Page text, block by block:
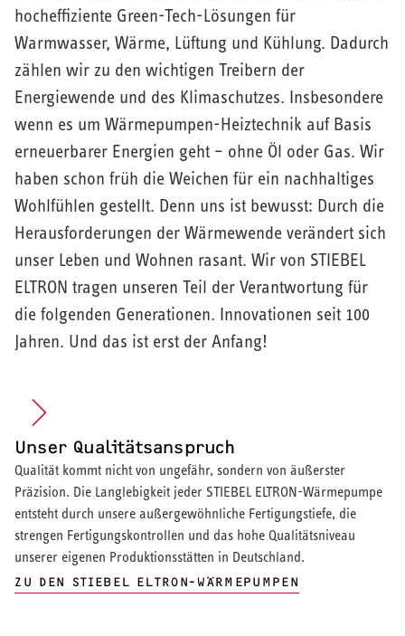
hocheffiziente Green-Tech-Lösungen für
Warmwasser, Wärme, Lüftung und Kühlung. Dadurch
zählen wir zu den wichtigen Treibern der
Energiewende und des Klimaschutzes. Insbesondere
wenn es um Wärmepumpen-Heiztechnik auf Basis
erneuerbarer Energien geht – ohne Öl oder Gas. Wir
haben schon früh die Weichen für ein nachhaltiges
Wohlfühlen gestellt. Denn uns ist bewusst: Durch die
Herausforderungen der Wärmewende verändert sich
unser Leben und Wohnen rasant. Wir von STIEBEL
ELTRON tragen unseren Teil der Verantwortung für
die folgenden Generationen. Innovationen seit 100
Jahren. Und das ist erst der Anfang!
Unser Qualitätsanspruch
Qualität kommt nicht von ungefähr, sondern von äußerster
Präzision. Die Langlebigkeit jeder STIEBEL ELTRON-Wärmepumpe
entsteht durch unsere außergewöhnliche Fertigungstiefe, die
strengen Fertigungskontrollen und das hohe Qualitätsniveau
unserer eigenen Produktionsstätten in Deutschland.
ZU DEN STIEBEL ELTRON-WÄRMEPUMPEN